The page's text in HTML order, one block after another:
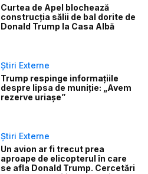
Curtea de Apel blochează
construcția sălii de bal dorite de
Donald Trump la Casa Albă
Știri Externe
Trump respinge informațiile
despre lipsa de muniție: „Avem
rezerve uriașe”
Știri Externe
Un avion ar fi trecut prea
aproape de elicopterul în care
se afla Donald Trump. Cercetări